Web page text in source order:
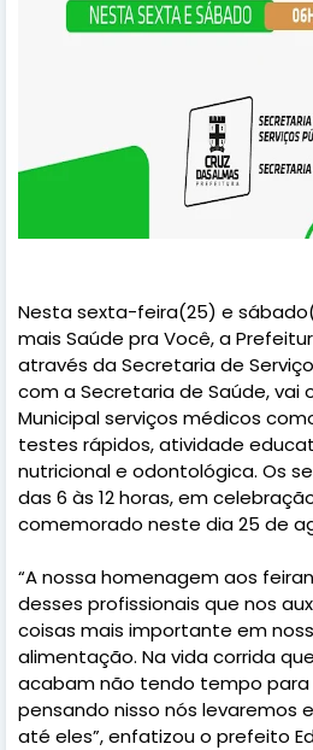
Nesta sexta-feira(25) e
mais Saúde pra Você, a
através da Secretaria de
com a Secretaria de Saúde, vai
Municipal serviços médicos
testes rápidos, atividade
nutricional e odontológica. Os
das 6 às 12 horas, em
comemorado neste dia 25 de
“A nossa homenagem aos
desses profissionais que nos
coisas mais importante em
alimentação. Na vida corrida
acabam não tendo tempo para
pensando nisso nós levaremos
até eles”, enfatizou o prefeito